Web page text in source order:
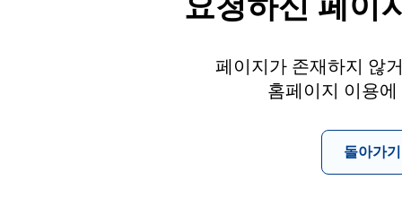
페이지가 존재하지 않
홈페이지 이용
돌아가기